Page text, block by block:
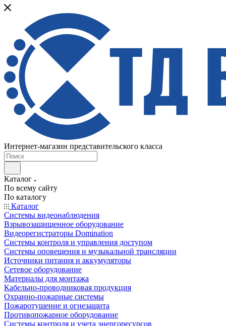
Интернет-магазин представительского класса
Каталог
По всему сайту
По каталогу
Каталог
Системы видеонаблюдения
Взрывозащищенное оборудование
Видеорегистраторы Domination
Системы контроля и управления доступом
Системы оповещения и музыкальной трансляции
Источники питания и аккумуляторы
Сетевое оборудование
Материалы для монтажа
Кабельно-проводниковая продукция
Охранно-пожарные системы
Пожаротушение и огнезащита
Противопожарное оборудование
Системы контроля и учета энергоресурсов